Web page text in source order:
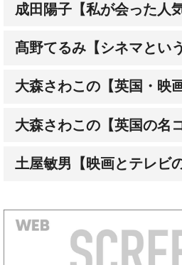
成田陽子【私が会った人
髙野てるみ【シネマとい
大森さわこの【英国・映
大森さわこの【英国の名
土屋敏男【映画とテレビ